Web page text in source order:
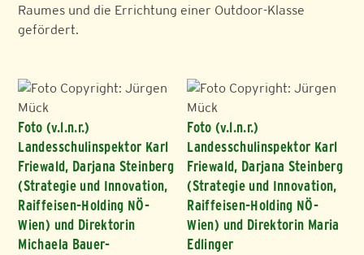
Raumes und die Errichtung einer Outdoor-Klasse
gefördert.
Foto (v.l.n.r.)
Landesschulinspektor Karl
Friewald, Darjana Steinberg
(Strategie und Innovation,
Raiffeisen-Holding NÖ-
Wien) und Direktorin
Michaela Bauer-
Foto (v.l.n.r.)
Landesschulinspektor Karl
Friewald, Darjana Steinberg
(Strategie und Innovation,
Raiffeisen-Holding NÖ-
Wien) und Direktorin Maria
Edlinger